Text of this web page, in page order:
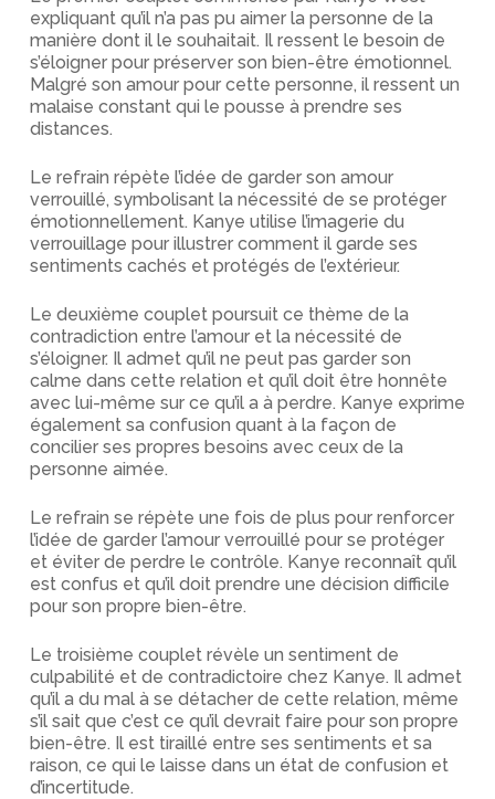
expliquant qu’il n’a pas pu aimer la personne de la
manière dont il le souhaitait. Il ressent le besoin de
s’éloigner pour préserver son bien-être émotionnel.
Malgré son amour pour cette personne, il ressent un
malaise constant qui le pousse à prendre ses
distances.
Le refrain répète l’idée de garder son amour
verrouillé, symbolisant la nécessité de se protéger
émotionnellement. Kanye utilise l’imagerie du
verrouillage pour illustrer comment il garde ses
sentiments cachés et protégés de l’extérieur.
Le deuxième couplet poursuit ce thème de la
contradiction entre l’amour et la nécessité de
s’éloigner. Il admet qu’il ne peut pas garder son
calme dans cette relation et qu’il doit être honnête
avec lui-même sur ce qu’il a à perdre. Kanye exprime
également sa confusion quant à la façon de
concilier ses propres besoins avec ceux de la
personne aimée.
Le refrain se répète une fois de plus pour renforcer
l’idée de garder l’amour verrouillé pour se protéger
et éviter de perdre le contrôle. Kanye reconnaît qu’il
est confus et qu’il doit prendre une décision difficile
pour son propre bien-être.
Le troisième couplet révèle un sentiment de
culpabilité et de contradictoire chez Kanye. Il admet
qu’il a du mal à se détacher de cette relation, même
s’il sait que c’est ce qu’il devrait faire pour son propre
bien-être. Il est tiraillé entre ses sentiments et sa
raison, ce qui le laisse dans un état de confusion et
d’incertitude.